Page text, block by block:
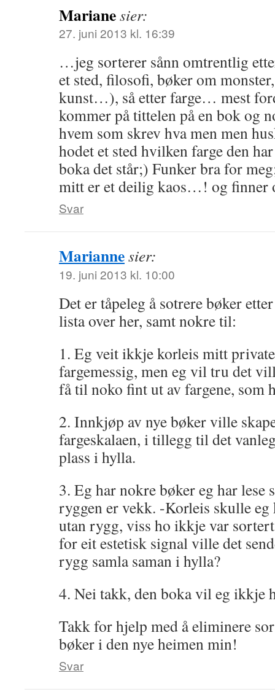
Marianesier:
27. juni 2013 kl. 16:39
…jeg sorterer sånn omtrentlig
et sted, filosofi, bøker om
kunst…), så etter farge… mest
kommer på tittelen på en bok og
hvem som skrev hva men men
hodet et sted hvilken farge den
boka det står;) Funker bra for
mitt er et deilig kaos…! og finner
Svar
Mariannesier:
19. juni 2013 kl. 10:00
Det er tåpeleg å sotrere bøker
lista over her, samt nokre til:
1. Eg veit ikkje korleis mitt
fargemessig, men eg vil tru det
få til noko fint ut av fargene, som
2. Innkjøp av nye bøker ville
fargeskalaen, i tillegg til det
plass i hylla.
3. Eg har nokre bøker eg har lese
ryggen er vekk. -Korleis skulle
utan rygg, viss ho ikkje var
for eit estetisk signal ville det
rygg samla saman i hylla?
4. Nei takk, den boka vil eg ikkje
Takk for hjelp med å eliminere
bøker i den nye heimen min!
Svar